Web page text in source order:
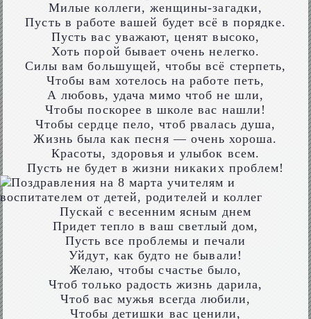
Милые коллеги, женщины-загадки,
Пусть в работе вашей будет всё в порядке.
Пусть вас уважают, ценят высоко,
Хоть порой бывает очень нелегко.
Силы вам большущей, чтобы всё стерпеть,
Чтобы вам хотелось на работе петь,
А любовь, удача мимо чтоб не шли,
Чтобы поскорее в школе вас нашли!
Чтобы сердце пело, чтоб рвалась душа,
Жизнь была как песня — очень хороша.
Красоты, здоровья и улыбок всем.
Пусть не будет в жизни никаких проблем!
Пускай с весенним ясным днем
Придет тепло в ваш светлый дом,
Пусть все проблемы и печали
Уйдут, как будто не бывали!
Желаю, чтобы счастье было,
Чтоб только радость жизнь дарила,
Чтоб вас мужья всегда любили,
Чтобы детишки вас ценили,